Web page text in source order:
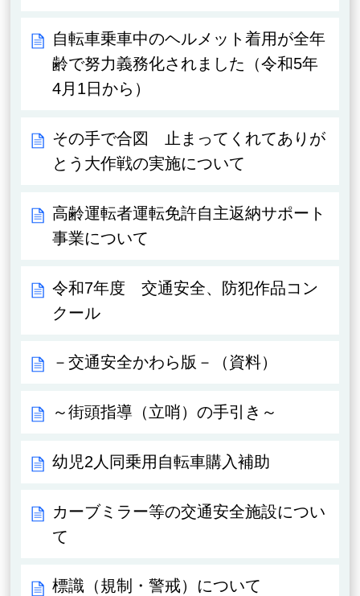
自転車乗車中のヘルメット着用が全年
齢で努力義務化されました（令和5年
4月1日から）
その手で合図 止まってくれてありが
とう大作戦の実施について
高齢運転者運転免許自主返納サポート
事業について
令和7年度 交通安全、防犯作品コン
クール
－交通安全かわら版－（資料）
～街頭指導（立哨）の手引き～
幼児2人同乗用自転車購入補助
カーブミラー等の交通安全施設につい
て
標識（規制・警戒）について